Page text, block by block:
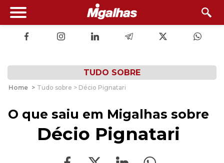
TUDO SOBRE
Home > Tudo sobre > Décio Pignatari
O que saiu em Migalhas sobre
Décio Pignatari